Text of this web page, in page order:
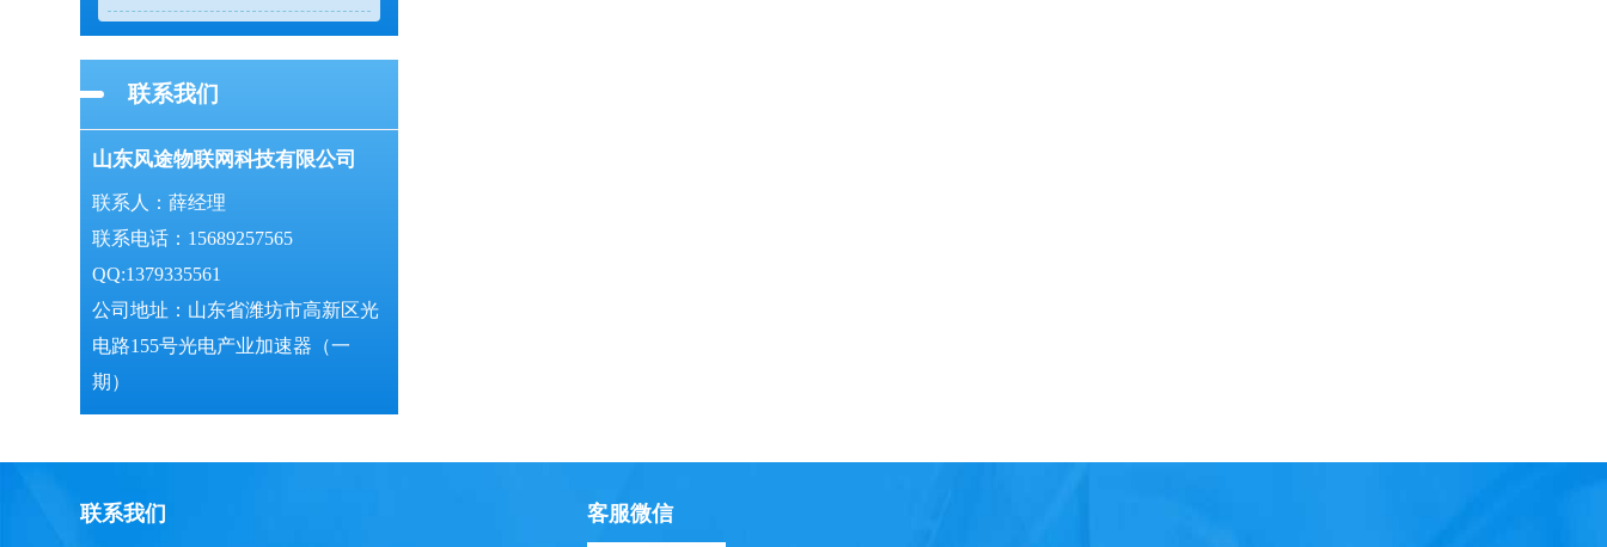
联系我们
山东风途物联网科技有限公司
联系人：薛经理
联系电话：15689257565
QQ:1379335561
公司地址：山东省潍坊市高新区光
电路155号光电产业加速器（一
期）
联系我们 客服微信